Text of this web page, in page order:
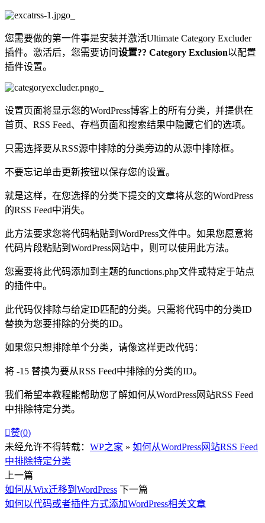
您需要做的第一件事是安装并激活Ultimate Category Excluder
插件。激活后，您需要访问设置?? Category Exclusion以配置
插件设置。
设置页面将显示您的WordPress博客上的所有分类，并提供在
首页、RSS Feed、存档页面和搜索结果中隐藏它们的选项。
只需选择要从RSS源中排除的分类旁边的从源中排除框。
不要忘记单击更新按钮以保存您的设置。
就是这样，在您选择的分类下提交的文章将从您的WordPress
的RSS Feed中消失。
此方法要求您将代码粘贴到WordPress文件中。如果您愿意将
代码片段粘贴到WordPress网站中，则可以使用此方法。
您需要将此代码添加到主题的functions.php文件或特定于站点
的插件中。
此代码仅排除与给定ID匹配的分类。只需将代码中的分类ID
替换为您要排除的分类的ID。
如果您只想排除单个分类，请像这样更改代码：
将 -15 替换为要从RSS Feed中排除的分类的ID。
我们希望本教程能帮助您了解如何从WordPress网站RSS Feed
中排除特定分类。
赞(0)
未经允许不得转载： WP之家 » 如何从WordPress网站RSS Feed
中排除特定分类
上一篇
如何从Wix迁移到WordPress 下一篇
如何以代码或者插件方式添加WordPress相关文章